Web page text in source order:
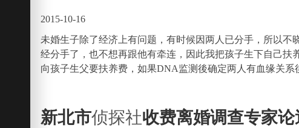
2015-10-16
未婚生子除了经济上有问题，有时候因两人已分手，所以不
经分手了，也不想再跟他有牵连，因此我把孩子生下自己
向孩子生父要扶养费，如果DNA监测後确定两人有血缘关系
新北市侦探社收费离婚调查专家论